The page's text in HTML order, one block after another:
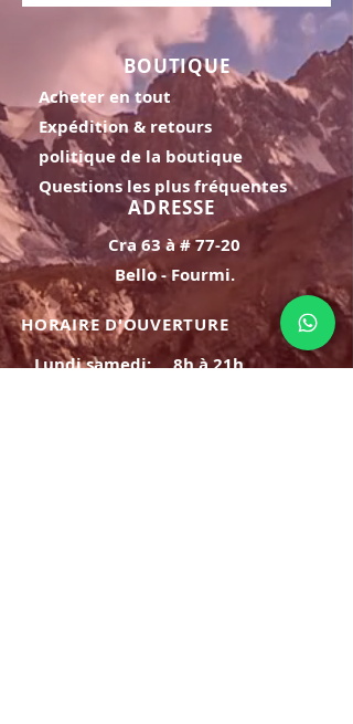
BOUTIQUE
Acheter en tout
Expédition & retours
politique de la boutique
Questions les plus fréquentes
ADRESSE
Cra 63 à # 77-20
Bello - Fourmi.
HORAIRE D'OUVERTURE
Lundi samedi:
8h à 21h